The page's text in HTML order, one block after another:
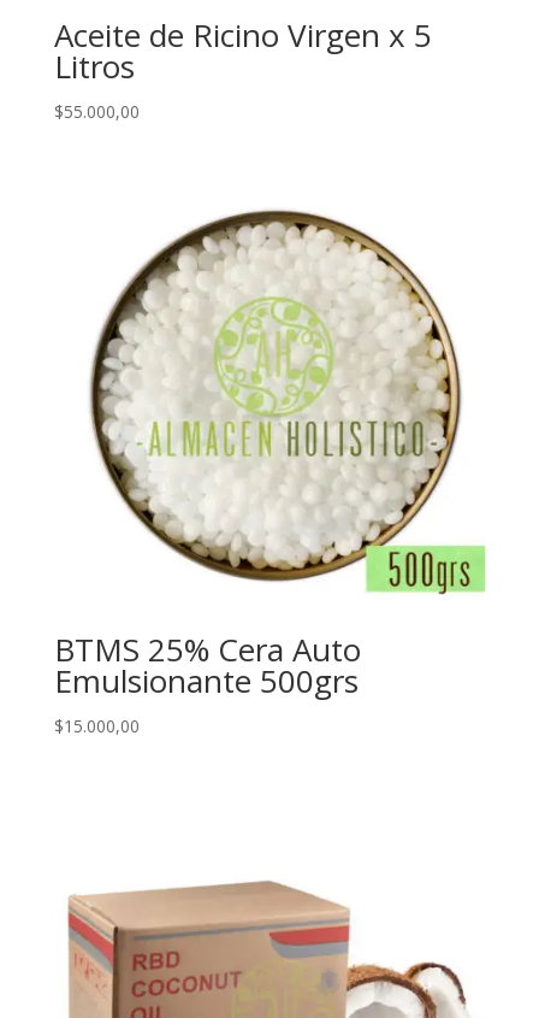
Aceite de Ricino Virgen x 5
Litros
$55.000,00
BTMS 25% Cera Auto
Emulsionante 500grs
$15.000,00